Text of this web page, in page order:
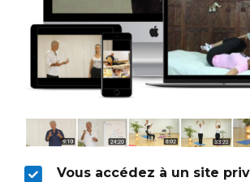
Vous accédez à un site